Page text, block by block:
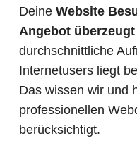
Deine Website
Angebot überzeugt
durchschnittliche
Internetusers liegt
Das wissen wir und
professionellen
berücksichtigt.